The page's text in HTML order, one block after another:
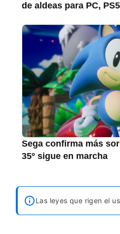
de aldeas para PC,
Sega confirma más
35º sigue en marcha
Las leyes que rigen el